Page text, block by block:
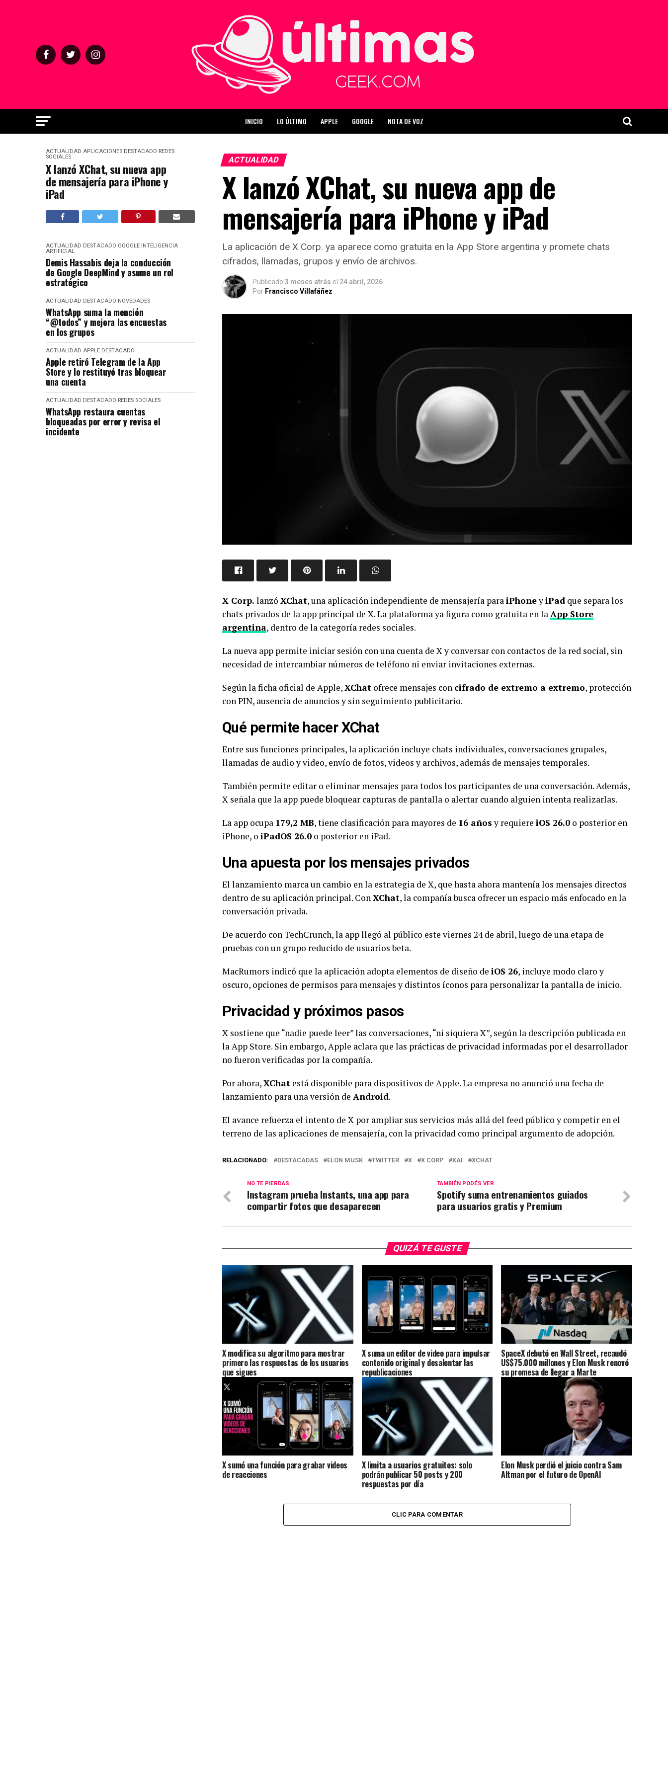
INICIO LO ÚLTIMO APPLE GOOGLE NOTA DE VOZ
ACTUALIDAD APLICACIONES DESTACADO REDES
SOCIALES
X lanzó XChat, su nueva app
de mensajería para iPhone y
iPad
ACTUALIDAD DESTACADO GOOGLE INTELIGENCIA
ARTIFICIAL
Demis Hassabis deja la conducción
de Google DeepMind y asume un rol
estratégico
ACTUALIDAD DESTACADO NOVEDADES
WhatsApp suma la mención
“@todos” y mejora las encuestas
en los grupos
ACTUALIDAD APPLE DESTACADO
Apple retiró Telegram de la App
Store y lo restituyó tras bloquear
una cuenta
ACTUALIDAD DESTACADO REDES SOCIALES
WhatsApp restaura cuentas
bloqueadas por error y revisa el
incidente
ACTUALIDAD
X lanzó XChat, su nueva app de
mensajería para iPhone y iPad
La aplicación de X Corp. ya aparece como gratuita en la App Store argentina y promete chats
cifrados, llamadas, grupos y envío de archivos.
Publicado 3 meses atrás el 24 abril, 2026
Por Francisco Villafáñez
X Corp. lanzó XChat, una aplicación independiente de mensajería paraiPhoneyiPad que separa los
chats privados de la app principal de X. La plataforma ya figura como gratuita en laApp Store
argentina, dentro de la categoría redes sociales.
La nueva app permite iniciar sesión con una cuenta de X y conversar con contactos de la red social, sin
necesidad de intercambiar números de teléfono ni enviar invitaciones externas.
Según la ficha oficial de Apple,XChat ofrece mensajes con cifrado de extremo a extremo, protección
con PIN, ausencia de anuncios y sin seguimiento publicitario.
Qué permite hacer XChat
Entre sus funciones principales, la aplicación incluye chats individuales, conversaciones grupales,
llamadas de audio y video, envío de fotos, videos y archivos, además de mensajes temporales.
También permite editar o eliminar mensajes para todos los participantes de una conversación. Además,
X señala que la app puede bloquear capturas de pantalla o alertar cuando alguien intenta realizarlas.
La app ocupa 179,2 MB, tiene clasificación para mayores de 16 añosy requiere iOS 26.0 o posterior en
iPhone, o iPadOS 26.0 o posterior en iPad.
Una apuesta por los mensajes privados
El lanzamiento marca un cambio en la estrategia de X, que hasta ahora mantenía los mensajes directos
dentro de su aplicación principal. ConXChat, la compañía busca ofrecer un espacio más enfocado en la
conversación privada.
De acuerdo con TechCrunch, la app llegó al público este viernes 24 de abril, luego de una etapa de
pruebas con un grupo reducido de usuarios beta.
MacRumors indicó que la aplicación adopta elementos de diseño de iOS 26, incluye modo claro y
oscuro, opciones de permisos para mensajes y distintos íconos para personalizar la pantalla de inicio.
Privacidad y próximos pasos
X sostiene que “nadie puede leer” las conversaciones, “ni siquiera X”, según la descripción publicada en
la App Store. Sin embargo, Apple aclara que las prácticas de privacidad informadas por el desarrollador
no fueron verificadas por la compañía.
Por ahora,XChat está disponible para dispositivos de Apple. La empresa no anunció una fecha de
lanzamiento para una versión de Android.
El avance refuerza el intento de X por ampliar sus servicios más allá del feed público y competir en el
terreno de las aplicaciones de mensajería, con la privacidad como principal argumento de adopción.
RELACIONADO: DESTACADAS ELON MUSK TWITTER X X CORP XAI XCHAT
TAMBIÉN PODÉS VER
Spotify suma entrenamientos guiados
para usuarios gratis y Premium
NO TE PIERDAS
Instagram prueba Instants, una app para
compartir fotos que desaparecen
QUIZÁ TE GUSTE
X modifica su algoritmo para mostrar
primero las respuestas de los usuarios
que sigues
X suma un editor de video para impulsar
contenido original y desalentar las
republicaciones
SpaceX debutó en Wall Street, recaudó
US$75.000 millones y Elon Musk renovó
su promesa de llegar a Marte
X sumó una función para grabar videos
de reacciones
X limita a usuarios gratuitos: solo
podrán publicar 50 posts y 200
respuestas por día
Elon Musk perdió el juicio contra Sam
Altman por el futuro de OpenAI
CLIC PARA COMENTAR